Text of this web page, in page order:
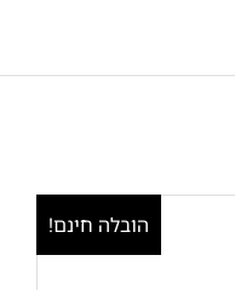
הובלה חינם!